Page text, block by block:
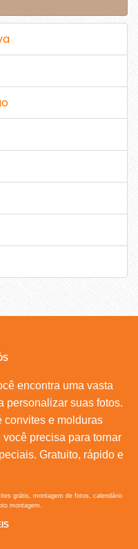
encontra uma vasta
personalizar suas fotos.
convites e molduras
precisa para tornar
Gratuito, rápido e
grátis, montagem de fotos, calendário
montagem.